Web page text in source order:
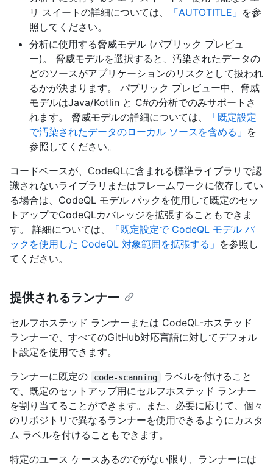
リ スイートの詳細については、
「AUTOTITLE」 を参
照してください。
分析に使用する脅威モデル (パブリック プレビュ
ー)。 脅威モデルを選択すると、汚染されたデータの
どのソースがアプリケーションのリスクとして扱われ
るかが決まります。 パブリック プレビュー中、脅威
モデルはJava/Kotlin と C#の分析でのみサポートさ
れます。 脅威モデルの詳細については、
「既定設定
で汚染されたデータのローカル ソースを含める」 を
参照してください。
コードベースが、CodeQLに含まれる標準ライブラリで認
識されないライブラリまたはフレームワークに依存してい
る場合は、CodeQL モデル パックを使用して既定のセッ
トアップでCodeQLカバレッジを拡張することもできま
す。 詳細については、
「既定設定で CodeQL モデル パ
ックを使用した CodeQL 対象範囲を拡張する」 を参照し
てください。
提供されるランナー
セルフホステッド ランナーまたは CodeQL-ホステッド
ランナーで、すべてのGitHub対応言語に対してデフォル
ト設定を使用できます。
ランナーに既定の
code-scanning
ラベルを付けること
で、既定のセットアップ用にセルフホステッド ランナー
を割り当てることができます。また、必要に応じて、個々
のリポジトリで異なるランナーを使用できるようにカスタ
ム ラベルを付けることもできます。
特定のユース ケースあるのでがない限り、ランナーには